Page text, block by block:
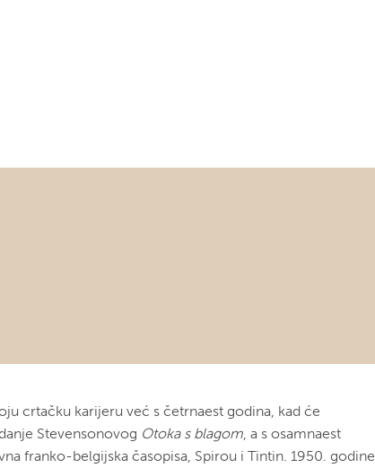
crtačku karijeru već s četrnaest godina, kad će
Stevensonovog Otoka s blagom, a s osamnaest
franko-belgijska časopisa, Spirou i Tintin. 1950. godine